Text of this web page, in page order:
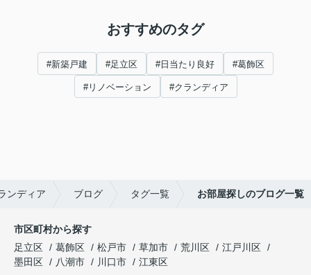
おすすめのタグ
#新築戸建 #足立区 #日当たり良好 #葛飾区
#リノベーション #クランディア
ンディア ブログ タグ一覧 お部屋探しのブログ一覧
市区町村から探す
足立区
葛飾区 松戸市 草加市 荒川区
江戸川区
墨田区
八潮市 川口市
江東区